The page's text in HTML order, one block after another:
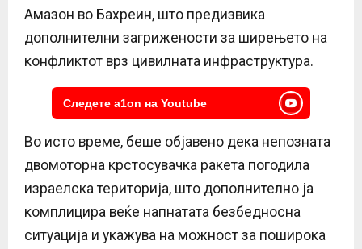
Амазон во Бахреин, што предизвика
дополнителни загрижености за ширењето на
конфликтот врз цивилната инфраструктура.
Следете a1on на Youtube
Во исто време, беше објавено дека непозната
двомоторна крстосувачка ракета погодила
израелска територија, што дополнително ја
комплицира веќе напнатата безбедносна
ситуација и укажува на можност за поширока